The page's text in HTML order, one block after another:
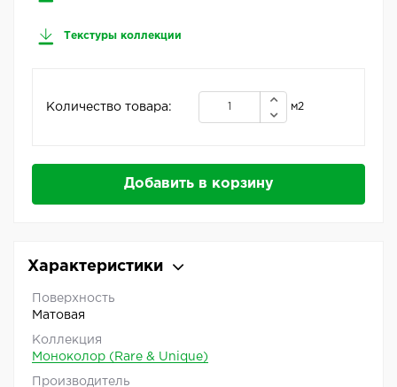
Текстуры коллекции
Количество товара: м2
Добавить в корзину
Характеристики
Поверхность
Матовая
Коллекция
Моноколор (Rare & Unique)
Производитель